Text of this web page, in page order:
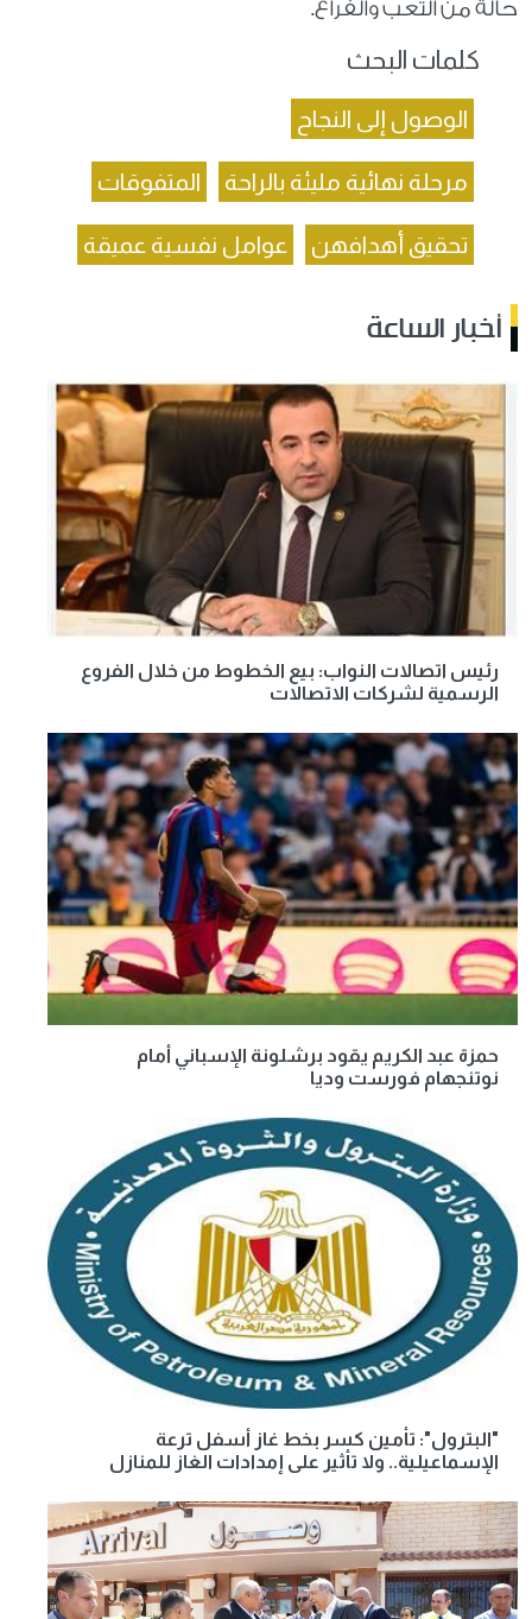
حالة من التعب والفراغ.
كلمات البحث
الوصول إلى النجاح
مرحلة نهائية مليئة بالراحة المتفوقات
تحقيق أهدافهن عوامل نفسية عميقة
أخبار الساعة
رئيس اتصالات النواب: بيع الخطوط من خلال الفروع
الرسمية لشركات الاتصالات
حمزة عبد الكريم يقود برشلونة الإسباني أمام
نوتنجهام فورست وديا
"البترول": تأمين كسر بخط غاز أسفل ترعة
الإسماعيلية.. ولا تأثير على إمدادات الغاز للمنازل